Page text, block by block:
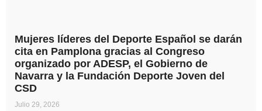
Mujeres líderes del Deporte Español se darán
cita en Pamplona gracias al Congreso
organizado por ADESP, el Gobierno de
Navarra y la Fundación Deporte Joven del
CSD
Julio 29, 2026